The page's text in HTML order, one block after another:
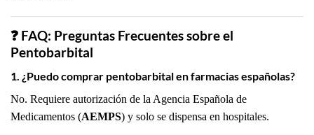
❓ FAQ: Preguntas Frecuentes sobre el
Pentobarbital
1. ¿Puedo comprar pentobarbital en farmacias españolas?
No. Requiere autorización de la Agencia Española de
Medicamentos (AEMPS) y solo se dispensa en hospitales.